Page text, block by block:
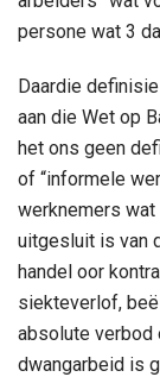
persone wat 3
Daardie
aan die Wet op
het ons geen
of “informele
werknemers wat
uitgesluit is van
handel oor
siekteverlof,
absolute verbod
dwangarbeid is